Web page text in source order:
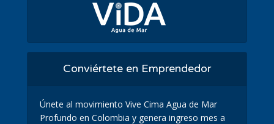
Conviértete en Emprendedor
Únete al movimiento Vive Cima Agua de Mar
Profundo en Colombia y genera ingreso mes a